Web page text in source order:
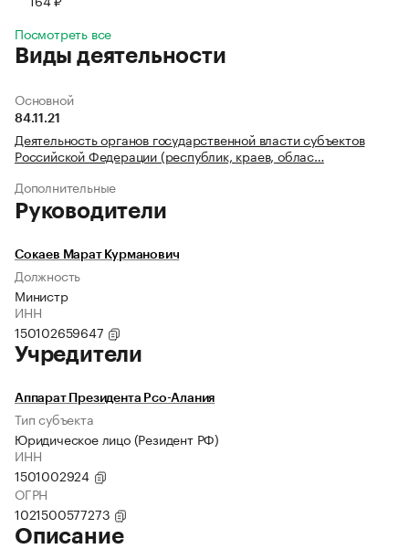
Посмотреть все
Виды деятельности
Основной
84.11.21
Деятельность органов государственной власти субъектов
Российской Федерации (республик, краев, облас…
Дополнительные
Руководители
Сокаев Марат Курманович
Должность
Министр
ИНН
150102659647
Учредители
Аппарат Президента Рсо-Алания
Тип субъекта
Юридическое лицо (Резидент РФ)
ИНН
1501002924
ОГРН
1021500577273
Описание